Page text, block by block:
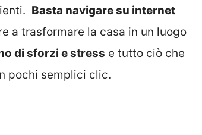
Basta navigare su internet
a trasformare la casa in un luogo
di sforzi e stress e tutto ciò che
pochi semplici clic.